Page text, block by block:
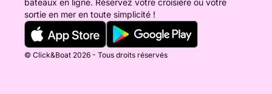
bateaux en ligne. Réservez votre croisière ou votre
sortie en mer en toute simplicité !
© Click&Boat 2026 - Tous droits réservés